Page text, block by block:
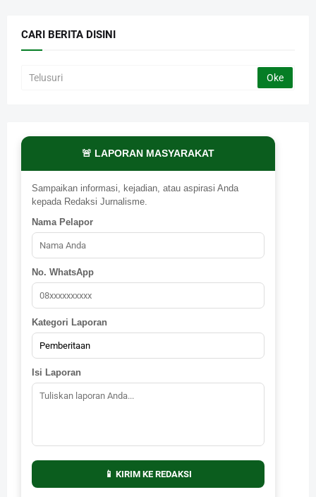
CARI BERITA DISINI
🚨 LAPORAN MASYARAKAT
Sampaikan informasi, kejadian, atau aspirasi Anda
kepada Redaksi Jurnalisme.
Nama Pelapor
No. WhatsApp
Kategori Laporan
Isi Laporan
📱 KIRIM KE REDAKSI